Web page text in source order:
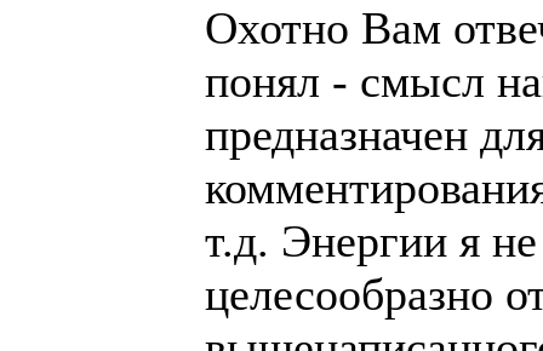
Охотно Вам
понял - смысл
предназначен
т.д. Энергии я
целесообразно